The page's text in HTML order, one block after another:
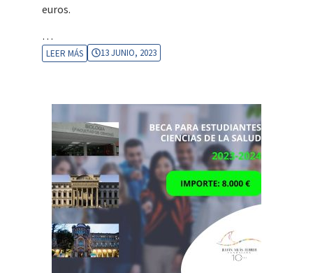
euros.
…
LEER MÁS 13 JUNIO, 2023